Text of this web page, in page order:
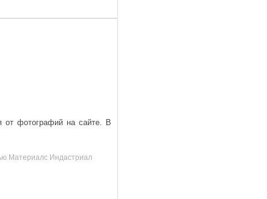
от фотографий на сайте. В
Материалс Индастриал